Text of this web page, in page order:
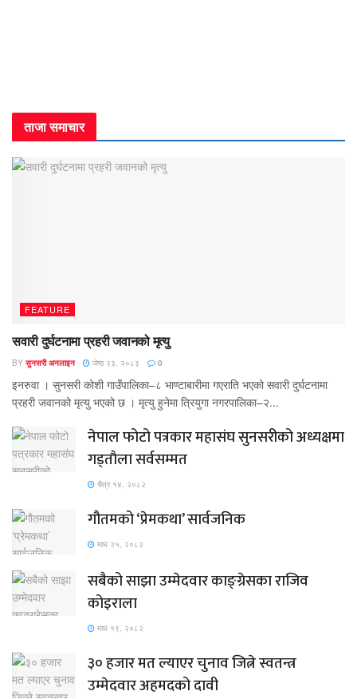
ताजा समाचार
FEATURE
सवारी दुर्घटनामा प्रहरी जवानको मृत्यु
BY सुनसरी अनलाइन जेष्ठ २३, २०८३ 0
इनरुवा । सुनसरी कोशी गाउँपालिका–८ भाण्टाबारीमा गएराति भएको सवारी दुर्घटनामा
प्रहरी जवानको मृत्यु भएको छ । मृत्यु हुनेमा त्रियुगा नगरपालिका–२...
नेपाल फोटो पत्रकार महासंघ सुनसरीको अध्यक्षमा
गड्ताैला सर्वसम्मत
चैत्र १४, २०८२
गौतमको ‘प्रेमकथा’ सार्वजनिक
माघ २५, २०८२
सबैको साझा उम्मेदवार काङ्ग्रेसका राजिव
कोइराला
माघ १९, २०८२
३० हजार मत ल्याएर चुनाव जित्ने स्वतन्त्र
उम्मेदवार अहमदको दावी